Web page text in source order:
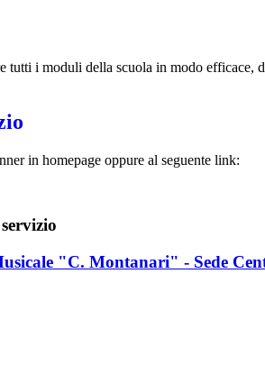
tutti i moduli della scuola in modo efficace,
in homepage oppure al seguente link:
"C. Montanari" - Sede